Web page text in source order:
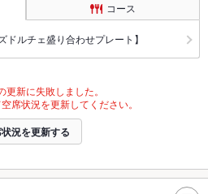
コース
ドルチェ盛り合わせプレート】
更新に失敗しました。
席状況を更新してください。
況を更新する